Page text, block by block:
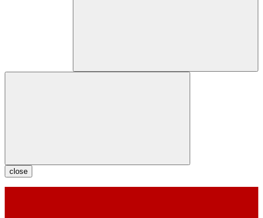
close